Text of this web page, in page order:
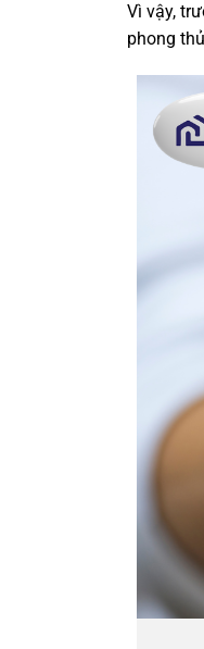
Vì vậy,
phong